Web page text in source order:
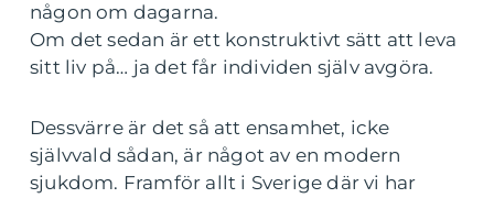
någon om dagarna.
Om det sedan är ett konstruktivt sätt att leva
sitt liv på… ja det får individen själv avgöra.
Dessvärre är det så att ensamhet, icke
självvald sådan, är något av en modern
sjukdom. Framför allt i Sverige där vi har